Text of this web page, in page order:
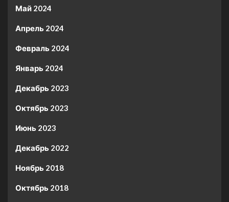
Май 2024
Апрель 2024
Февраль 2024
Январь 2024
Декабрь 2023
Октябрь 2023
Июнь 2023
Декабрь 2022
Ноябрь 2018
Октябрь 2018